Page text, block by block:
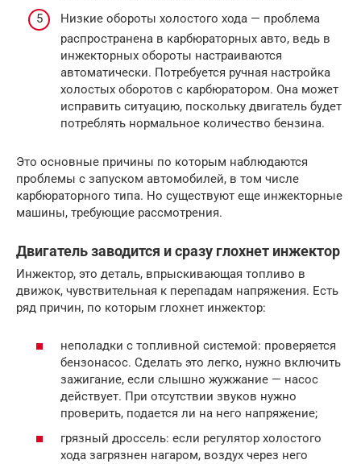
Низкие обороты холостого хода — проблема
распространена в карбюраторных авто, ведь в
инжекторных обороты настраиваются
автоматически. Потребуется ручная настройка
холостых оборотов с карбюратором. Она может
исправить ситуацию, поскольку двигатель будет
потреблять нормальное количество бензина.
Это основные причины по которым наблюдаются
проблемы с запуском автомобилей, в том числе
карбюраторного типа. Но существуют еще инжекторные
машины, требующие рассмотрения.
Двигатель заводится и сразу глохнет инжектор
Инжектор, это деталь, впрыскивающая топливо в
движок, чувствительная к перепадам напряжения. Есть
ряд причин, по которым глохнет инжектор:
неполадки с топливной системой: проверяется
бензонасос. Сделать это легко, нужно включить
зажигание, если слышно жужжание — насос
действует. При отсутствии звуков нужно
проверить, подается ли на него напряжение;
грязный дроссель: если регулятор холостого
хода загрязнен нагаром, воздух через него